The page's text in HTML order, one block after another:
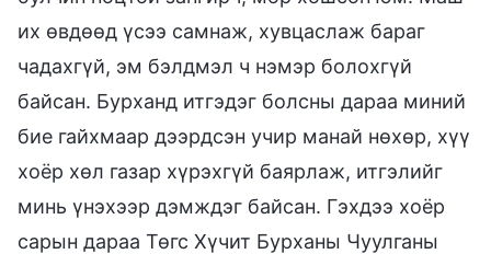
их өвдөөд үсээ самнаж, хувцаслаж бараг
чадахгүй, эм бэлдмэл ч нэмэр болохгүй
байсан. Бурханд итгэдэг болсны дараа миний
бие гайхмаар дээрдсэн учир манай нөхөр, хүү
хоёр хөл газар хүрэхгүй баярлаж, итгэлийг
минь үнэхээр дэмждэг байсан. Гэхдээ хоёр
сарын дараа Төгс Хүчит Бурханы Чуулганы